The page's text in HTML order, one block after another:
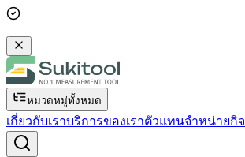
หมวดหมู่ทั้งหมด
เกี่ยวกับเราบริการของเราตัวแทนจำหน่ายกิ